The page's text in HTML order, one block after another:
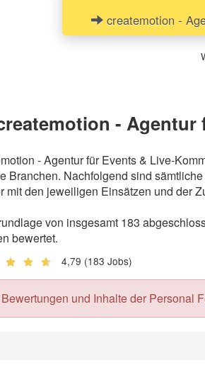
createmotion -
-
- Agentur für Events & Live-
Branchen. Nachfolgend sind
mit den jeweiligen Einsätzen und der
von insgesamt 183
bewertet.
4,79 (183 Jobs)
und Inhalte der Personal